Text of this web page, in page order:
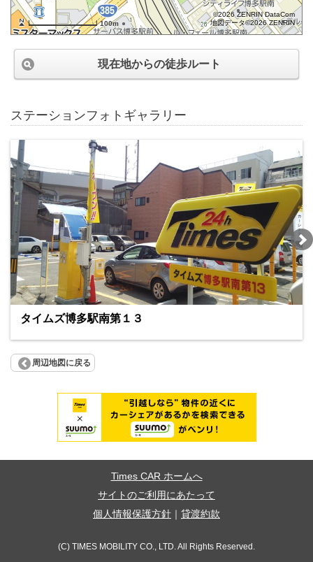
100m
©2026 ZENRIN DataCom
地図データ©2026 ZENRIN
現在地からの徒歩ルート
ステーションフォトギャラリー
タイムズ博多駅南第１３
周辺地図に戻る
Times CAR ホームへ
サイトのご利用にあたって
個人情報保護方針
貸渡約款
(C) TIMES MOBILITY CO., LTD. All Rights Reserved.